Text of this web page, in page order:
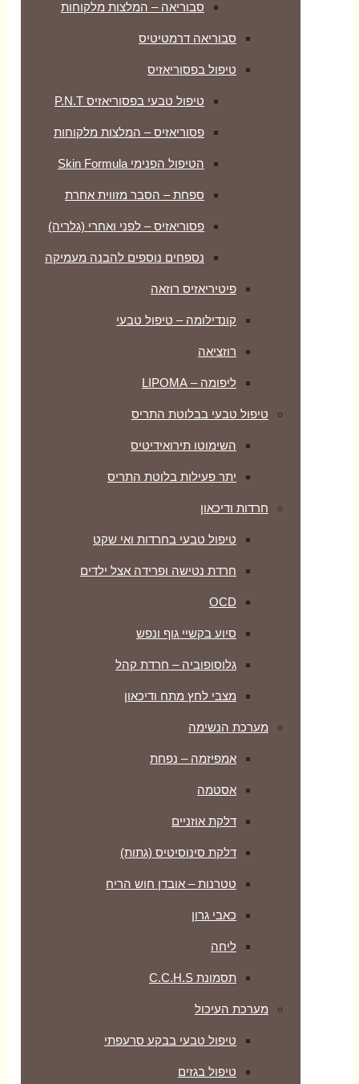
סבוריאה – המלצות מלקוחות
סבוריאה דרמטיטיס
טיפול בפסוריאזיס
טיפול טבעי בפסוריאזיס P.N.T
פסוריאזיס – המלצות מלקוחות
הטיפול הפנימי Skin Formula
ספחת – הסבר מזווית אחרת
פסוריאזיס – לפני ואחרי (גלריה)
נספחים נוספים להבנה מעמיקה
פיטיריאזיס רוזאה
קונדילומה – טיפול טבעי
רוזציאה
ליפומה – LIPOMA
טיפול טבעי בבלוטת התריס
השימוטו תירואידיטיס
יתר פעילות בלוטת התריס
חרדות ודיכאון
טיפול טבעי בחרדות ואי שקט
חרדת נטישה ופרידה אצל ילדים
OCD
סיוע בקשיי גוף ונפש
גלוסופוביה – חרדת קהל
מצבי לחץ מתח ודיכאון
מערכת הנשימה
אמפיזמה – נפחת
אסטמה
דלקת אוזניים
דלקת סינוסיטיס (גתות)
טטרנות – אובדן חוש הריח
כאבי גרון
ליחה
תסמונת C.C.H.S
מערכת העיכול
טיפול טבעי בבקע סרעפתי
טיפול בגזים